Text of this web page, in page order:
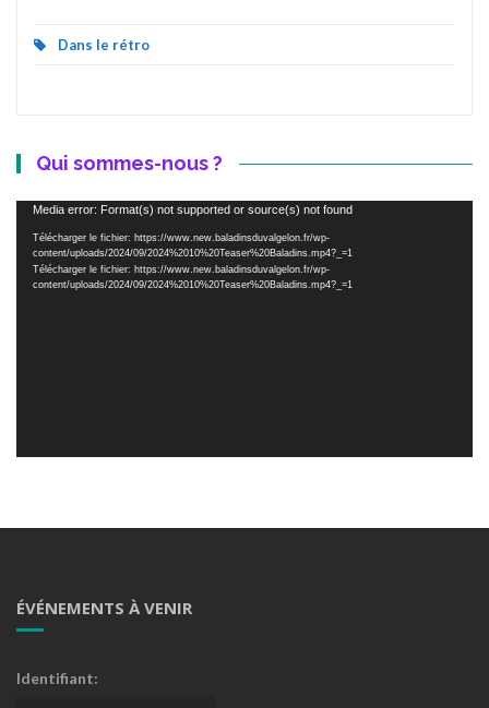
Dans le rétro
Qui sommes-nous ?
Lecteur
vidéo
Media error: Format(s) not supported or source(s) not found
Télécharger le fichier: https://www.new.baladinsduvalgelon.fr/wp-
content/uploads/2024/09/2024%2010%20Teaser%20Baladins.mp4?_=1
Télécharger le fichier: https://www.new.baladinsduvalgelon.fr/wp-
content/uploads/2024/09/2024%2010%20Teaser%20Baladins.mp4?_=1
ÉVÉNEMENTS À VENIR
Identifiant: